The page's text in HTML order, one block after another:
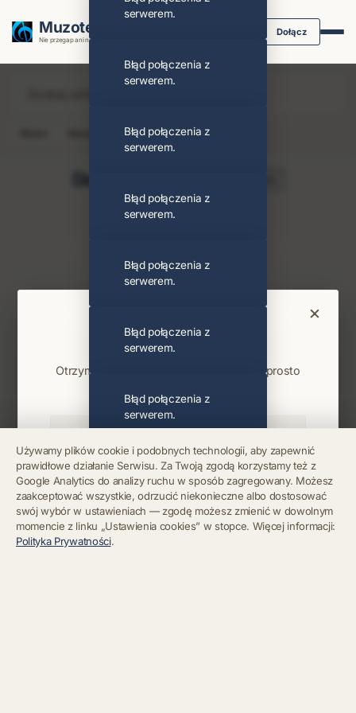
Muzoteka.pl
Nie przegap ani nuty dzięki powiadomieniom
Dołącz
Klip Album
Dominika Sztonyk
PODOBNI ARTYŚCI
Najnowsze wiadomości i koncerty
Używamy plików cookie i podobnych technologii, aby zapewnić
prawidłowe działanie Serwisu. Za Twoją zgodą korzystamy też z
Google Analytics do analizy ruchu w sposób zagregowany. Możesz
zaakceptować wszystkie, odrzucić niekonieczne albo dostosować
swój wybór w ustawieniach — zgodę możesz zmienić w dowolnym
momencie z linku „Ustawienia cookies” w stopce. Więcej informacji:
Polityka Prywatności.
×
Bądź na bieżąco
Otrzymuj info o koncertach i premierach prosto
Zapisz się
Chcę się wypisać z newslettera
serwerem.
Błąd połączenia z
serwerem.
Błąd połączenia z
serwerem.
Błąd połączenia z
serwerem.
Błąd połączenia z
serwerem.
Błąd połączenia z
serwerem.
Błąd połączenia z
serwerem.
Błąd połączenia z
serwerem.
Błąd połączenia z